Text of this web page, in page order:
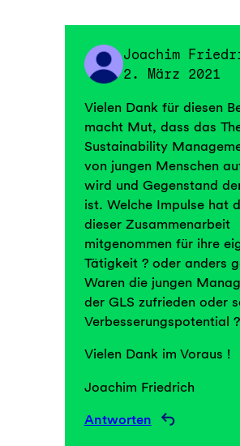
Joachim
2. März 2021
Vielen Dank für diesen
macht Mut, dass das
Sustainability
von jungen Menschen
wird und Gegenstand
ist. Welche Impulse hat
dieser Zusammenarbeit
mitgenommen für ihre
Tätigkeit ? oder anders
Waren die jungen
der GLS zufrieden oder
Verbesserungspotential ?
Vielen Dank im Voraus !
Joachim Friedrich
Antworten